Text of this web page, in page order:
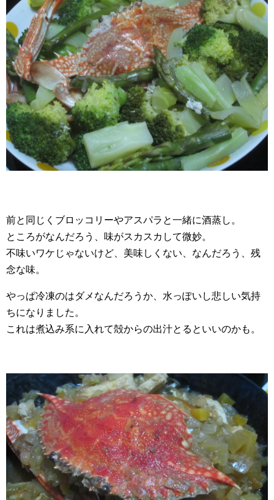
前と同じくブロッコリーやアスパラと一緒に酒蒸し。
ところがなんだろう、味がスカスカして微妙。
不味いワケじゃないけど、美味しくない、なんだろう、残
念な味。
やっぱ冷凍のはダメなんだろうか、水っぽいし悲しい気持
ちになりました。
これは煮込み系に入れて殻からの出汁とるといいのかも。